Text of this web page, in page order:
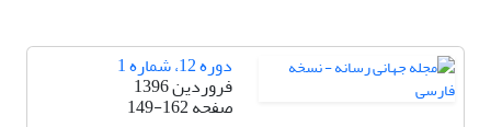
دوره 12، شماره 1
فروردین 1396
صفحه149-162